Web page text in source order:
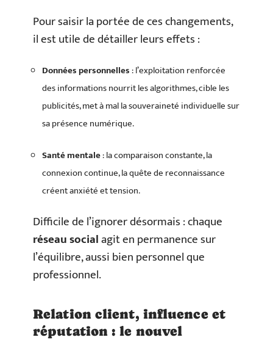
Pour saisir la portée de ces changements,
il est utile de détailler leurs effets :
Données personnelles: l’exploitation renforcée
des informations nourrit les algorithmes, cible les
publicités, met à mal la souveraineté individuelle sur
sa présence numérique.
Santé mentale: la comparaison constante, la
connexion continue, la quête de reconnaissance
créent anxiété et tension.
Difficile de l’ignorer désormais : chaque
réseau socialagit en permanence sur
l’équilibre, aussi bien personnel que
professionnel.
Relation client, influence et
réputation : le nouvel